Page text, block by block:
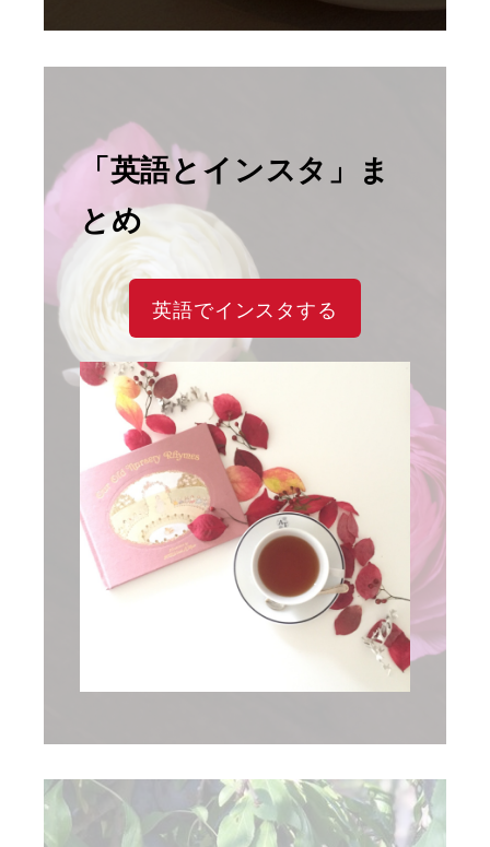
「英語とインスタ」ま
とめ
英語でインスタする